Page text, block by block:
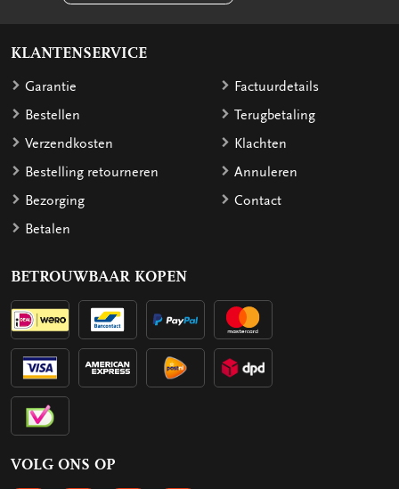
KLANTENSERVICE
Garantie
Bestellen
Verzendkosten
Bestelling retourneren
Bezorging
Betalen
Factuurdetails
Terugbetaling
Klachten
Annuleren
Contact
BETROUWBAAR KOPEN
VOLG ONS OP